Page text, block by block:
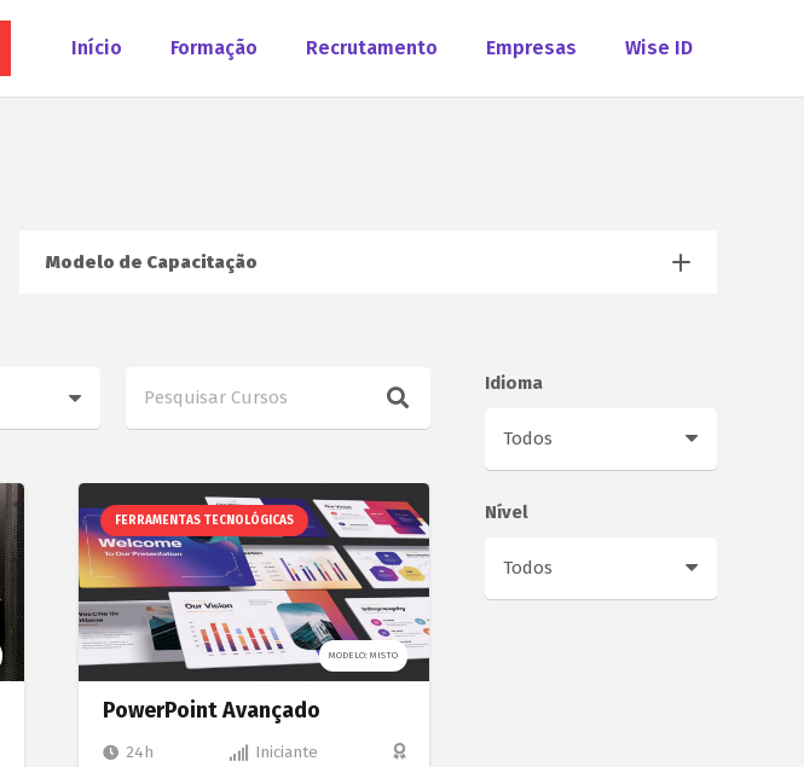
Início Formação Recrutamento Empresas Wise ID
Modelo de Capacitação
FERRAMENTAS TECNOLÓGICAS
MODELO: MISTO
PowerPoint Avançado
24h Iniciante
Idioma
Nível